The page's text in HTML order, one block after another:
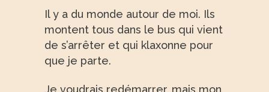
Il y a du monde autour de moi. Ils
montent tous dans le bus qui vient
de s’arrêter et qui klaxonne pour
que je parte.
Je voudrais redémarrer, mais mon